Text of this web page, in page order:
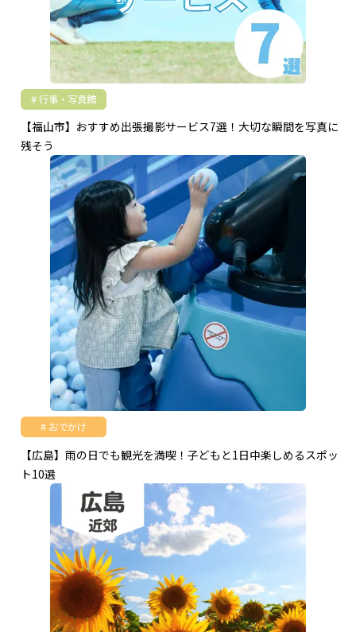
行事・写真館
【福山市】おすすめ出張撮影サービス7選！大切な瞬間を写真に
残そう
おでかけ
【広島】雨の日でも観光を満喫！子どもと1日中楽しめるスポッ
ト10選